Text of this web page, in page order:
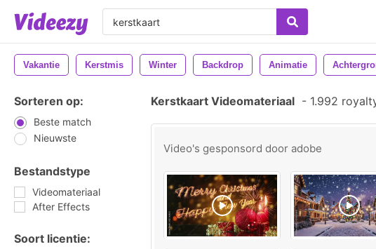
Vakantie Kerstmis Winter Backdrop Animatie
Sorteren op:
Beste match
Nieuwste
Bestandstype
Videomateriaal
After Effects
Soort licentie:
Kerstkaart Videomateriaal - 1.992
Video's gesponsord door adobe